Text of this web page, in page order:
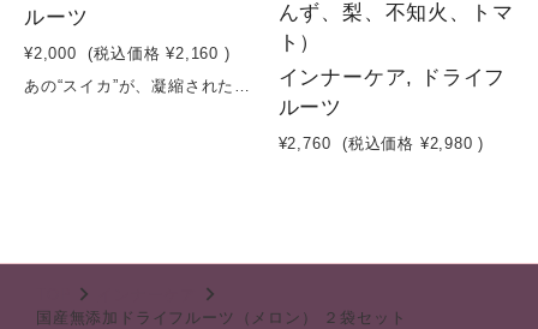
ルーツ
¥2,000 (税込価格 ¥2,160 )
あの“スイカ”が、凝縮された驚き。国産スイカを使用し、砂糖・保存料・香料など一切不使用で仕上げたドライフルーツです。水分の多いスイカを低温でじっくり乾燥させることで、通常では味わえない凝縮された甘みとやさしい香り、独特の食感を実現しました。フレッシュなスイカとは異なる、ほんのりコクのある甘さと軽やかな口当たり。そのままはもちろん、ヨーグルトやサラダに加えることで、新しい食体験が楽しめます。“驚きと楽しさを味わう”。話題性のあるナチュラルフルーツです。原材料：スイカ（岩手県産）容量：２０g×２袋賞味期限：製造日から６ヶ月
んず、梨、不知火、トマ
ト）
インナーケア, ドライフ
ルーツ
¥2,760 (税込価格 ¥2,980 )
国産無添加ドライフルーツ（メロン） ２袋セット